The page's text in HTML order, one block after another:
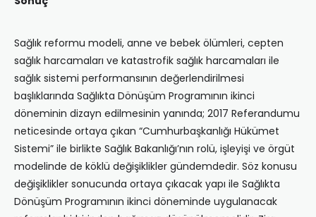
Sağlık reformu modeli, anne ve bebek ölümleri, cepten
sağlık harcamaları ve katastrofik sağlık harcamaları ile
sağlık sistemi performansının değerlendirilmesi
başlıklarında Sağlıkta Dönüşüm Programının ikinci
döneminin dizayn edilmesinin yanında; 2017 Referandumu
neticesinde ortaya çıkan “Cumhurbaşkanlığı Hükümet
Sistemi” ile birlikte Sağlık Bakanlığı’nın rolü, işleyişi ve örgüt
modelinde de köklü değişiklikler gündemdedir. Söz konusu
değişiklikler sonucunda ortaya çıkacak yapı ile Sağlıkta
Dönüşüm Programının ikinci döneminde uygulanacak